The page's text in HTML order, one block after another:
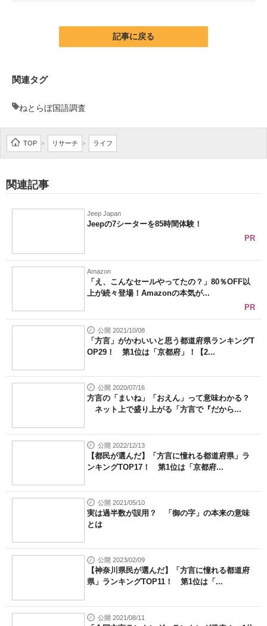
記事に戻る
関連タグ
ねとらぼ国語調査
TOP > リサーチ > ライフ
関連記事
Jeep Japan
Jeepの7シーターを85時間体験！
PR
Amazon
「え、こんなセールやってたの？」80％OFF以
上が続々登場！Amazonの本気が...
PR
公開 2021/10/08
「方言」がかわいいと思う都道府県ランキングT
OP29！ 第1位は「京都府」！【2...
公開 2020/07/16
方言の「まいね」「おえん」って意味わかる？
ネット上で盛り上がる「方言で『だから...
公開 2022/12/13
【都民が選んだ】「方言に憧れる都道府県」ラ
ンキングTOP17！ 第1位は「京都府...
公開 2021/05/10
実は過半数が誤用？ 「御の字」の本来の意味
とは
公開 2023/02/09
【神奈川県民が選んだ】「方言に憧れる都道府
県」ランキングTOP11！ 第1位は「...
公開 2021/08/11